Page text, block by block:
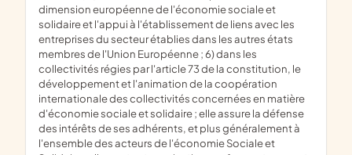
dimension européenne de l'économie sociale et
solidaire et l'appui à l'établissement de liens avec les
entreprises du secteur établies dans les autres états
membres de l'Union Européenne ; 6) dans les
collectivités régies par l'article 73 de la constitution, le
développement et l'animation de la coopération
internationale des collectivités concernées en matière
d'économie sociale et solidaire ; elle assure la défense
des intérêts de ses adhérents, et plus généralement à
l'ensemble des acteurs de l'économie Sociale et